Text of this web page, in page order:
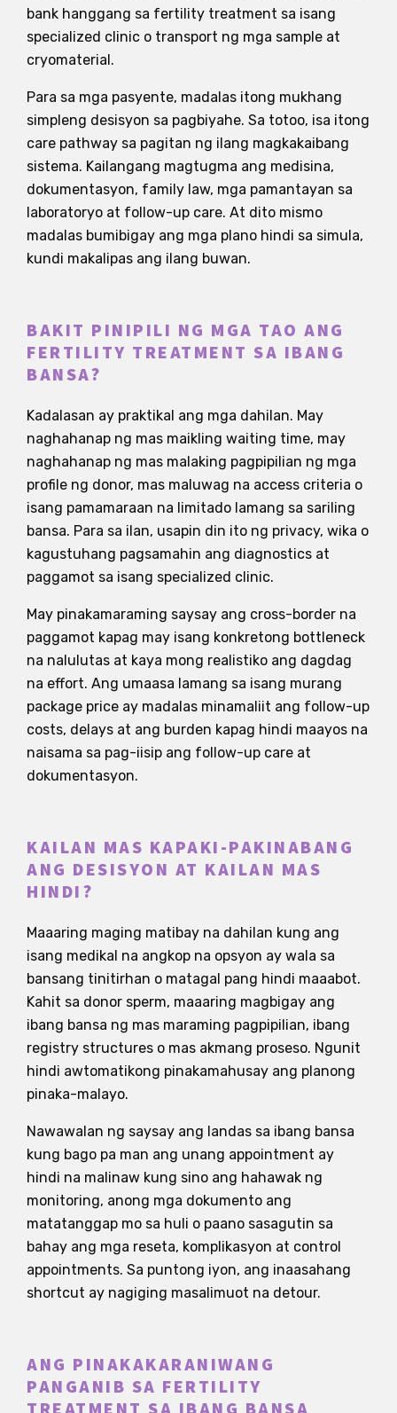
bank hanggang sa fertility treatment sa isang
specialized clinic o transport ng mga sample at
cryomaterial.
Para sa mga pasyente, madalas itong mukhang
simpleng desisyon sa pagbiyahe. Sa totoo, isa itong
care pathway sa pagitan ng ilang magkakaibang
sistema. Kailangang magtugma ang medisina,
dokumentasyon, family law, mga pamantayan sa
laboratoryo at follow-up care. At dito mismo
madalas bumibigay ang mga plano hindi sa simula,
kundi makalipas ang ilang buwan.
BAKIT PINIPILI NG MGA TAO ANG
FERTILITY TREATMENT SA IBANG
BANSA?
Kadalasan ay praktikal ang mga dahilan. May
naghahanap ng mas maikling waiting time, may
naghahanap ng mas malaking pagpipilian ng mga
profile ng donor, mas maluwag na access criteria o
isang pamamaraan na limitado lamang sa sariling
bansa. Para sa ilan, usapin din ito ng privacy, wika o
kagustuhang pagsamahin ang diagnostics at
paggamot sa isang specialized clinic.
May pinakamaraming saysay ang cross-border na
paggamot kapag may isang konkretong bottleneck
na nalulutas at kaya mong realistiko ang dagdag
na effort. Ang umaasa lamang sa isang murang
package price ay madalas minamaliit ang follow-up
costs, delays at ang burden kapag hindi maayos na
naisama sa pag-iisip ang follow-up care at
dokumentasyon.
KAILAN MAS KAPAKI-PAKINABANG
ANG DESISYON AT KAILAN MAS
HINDI?
Maaaring maging matibay na dahilan kung ang
isang medikal na angkop na opsyon ay wala sa
bansang tinitirhan o matagal pang hindi maaabot.
Kahit sa donor sperm, maaaring magbigay ang
ibang bansa ng mas maraming pagpipilian, ibang
registry structures o mas akmang proseso. Ngunit
hindi awtomatikong pinakamahusay ang planong
pinaka-malayo.
Nawawalan ng saysay ang landas sa ibang bansa
kung bago pa man ang unang appointment ay
hindi na malinaw kung sino ang hahawak ng
monitoring, anong mga dokumento ang
matatanggap mo sa huli o paano sasagutin sa
bahay ang mga reseta, komplikasyon at control
appointments. Sa puntong iyon, ang inaasahang
shortcut ay nagiging masalimuot na detour.
ANG PINAKAKARANIWANG
PANGANIB SA FERTILITY